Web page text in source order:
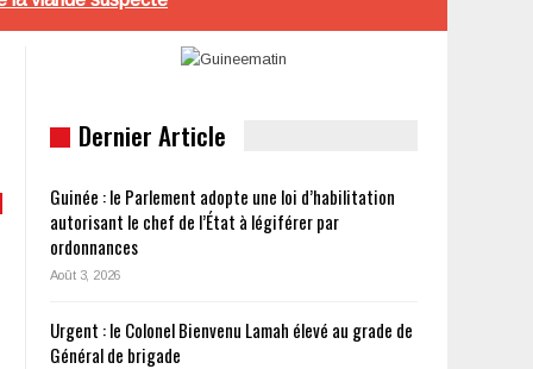
Dernier Article
Guinée : le Parlement adopte une loi d’habilitation
autorisant le chef de l’État à légiférer par
ordonnances
Août 3, 2026
Urgent : le Colonel Bienvenu Lamah élevé au grade de
Général de brigade